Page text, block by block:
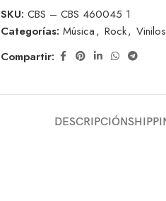
SKU: CBS – CBS 460045 1
Categorías: Música, Rock,
Compartir:
DESCRIPCIÓN